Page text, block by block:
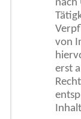
nach
von
erst